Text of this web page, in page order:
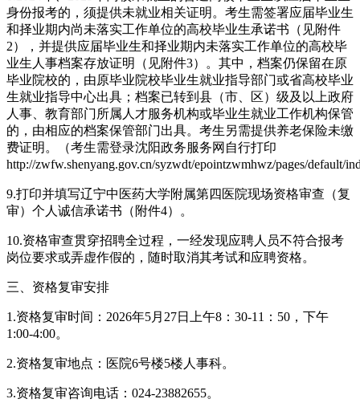
身份报考的，须提供未就业相关证明。考生需签署应届毕业生
和择业期内尚未落实工作单位的高校毕业生承诺书（见附件
2），并提供应届毕业生和择业期内未落实工作单位的高校毕
业生人事档案存放证明（见附件3）。其中，档案仍保留在原
毕业院校的，由原毕业院校毕业生就业指导部门或省高校毕业
生就业指导中心出具；档案已转到县（市、区）级及以上政府
人事、教育部门所属人才服务机构或毕业生就业工作机构保管
的，由相应的档案保管部门出具。考生另需提供养老保险未缴
费证明。（考生需登录沈阳政务服务网自行打印
http://zwfw.shenyang.gov.cn/syzwdt/epointzwmhwz/pages/default/
9.打印并填写辽宁中医药大学附属第四医院现场资格审查（复
审）个人诚信承诺书（附件4）。
10.资格审查贯穿招聘全过程，一经发现应聘人员不符合报考
岗位要求或弄虚作假的，随时取消其考试和应聘资格。
三、资格复审安排
1.资格复审时间：2026年5月27日上午8：30-11：50，下午
1:00-4:00。
2.资格复审地点：医院6号楼5楼人事科。
3.资格复审咨询电话：024-23882655。